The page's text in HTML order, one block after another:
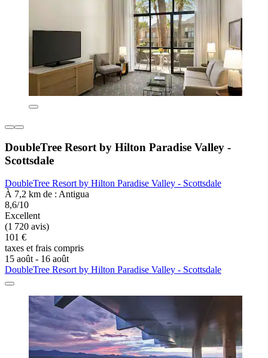
DoubleTree Resort by Hilton Paradise Valley -
Scottsdale
DoubleTree Resort by Hilton Paradise Valley - Scottsdale
À 7,2 km de : Antigua
8,6/10
Excellent
(1 720 avis)
101 €
taxes et frais compris
15 août - 16 août
DoubleTree Resort by Hilton Paradise Valley - Scottsdale